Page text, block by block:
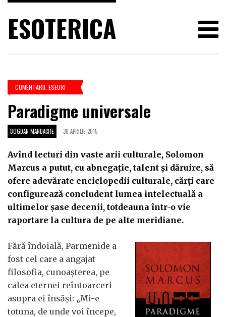
ESOTERICA
COMENTARII ESEURI
Paradigme universale
BOGDAN MANDACHE 30 APRILIE 2015
Avînd lecturi din vaste arii culturale, Solomon
Marcus a putut, cu abnegație, talent și dăruire, să
ofere adevărate enciclopedii culturale, cărți care
configurează concludent lumea intelectuală a
ultimelor șase decenii, totdeauna într-o vie
raportare la cultura de pe alte meridiane.
Fără îndoială, Parmenide a
fost cel care a angajat
filosofia, cunoașterea, pe
calea eternei reîntoarceri
asupra ei însăși: „Mi-e
totuna, de unde voi începe,